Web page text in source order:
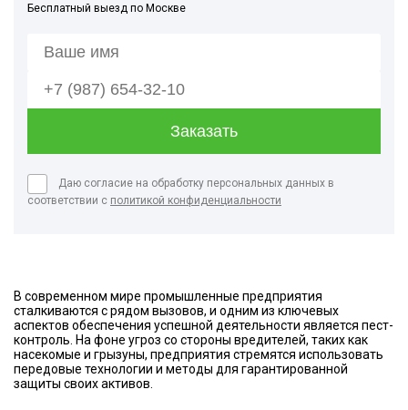
Бесплатный выезд по Москве
Даю согласие на обработку персональных данных в
соответствии с политикой конфиденциальности
В современном мире промышленные предприятия
сталкиваются с рядом вызовов, и одним из ключевых
аспектов обеспечения успешной деятельности является пест-
контроль. На фоне угроз со стороны вредителей, таких как
насекомые и грызуны, предприятия стремятся использовать
передовые технологии и методы для гарантированной
защиты своих активов.